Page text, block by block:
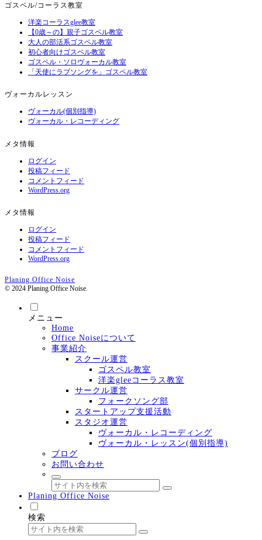
ゴスペル/コーラス教室
洋楽コーラスglee教室
【0歳～の】親子ゴスペル教室
大人の部活系ゴスペル教室
初心者向けゴスペル教室
ゴスペル・ソロヴォーカル教室
「天使にラブソングを」ゴスペル教室
ヴォーカルレッスン
ヴォーカル(個別指導)
ヴォーカル・レコーディング
メタ情報
ログイン
投稿フィード
コメントフィード
WordPress.org
メタ情報
ログイン
投稿フィード
コメントフィード
WordPress.org
Planing Office Noise
© 2024 Planing Office Noise.
メニュー
Home
Office Noiseについて
事業紹介
スクール運営
ゴスペル教室
洋楽gleeコーラス教室
サークル運営
フォークソング部
スタートアップ支援活動
スタジオ運営
ヴォーカル・レコーディング
ヴォーカル・レッスン(個別指導)
ブログ
お問い合わせ
Planing Office Noise
検索